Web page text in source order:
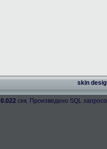
skin
0.022 сек. Произведено SQL